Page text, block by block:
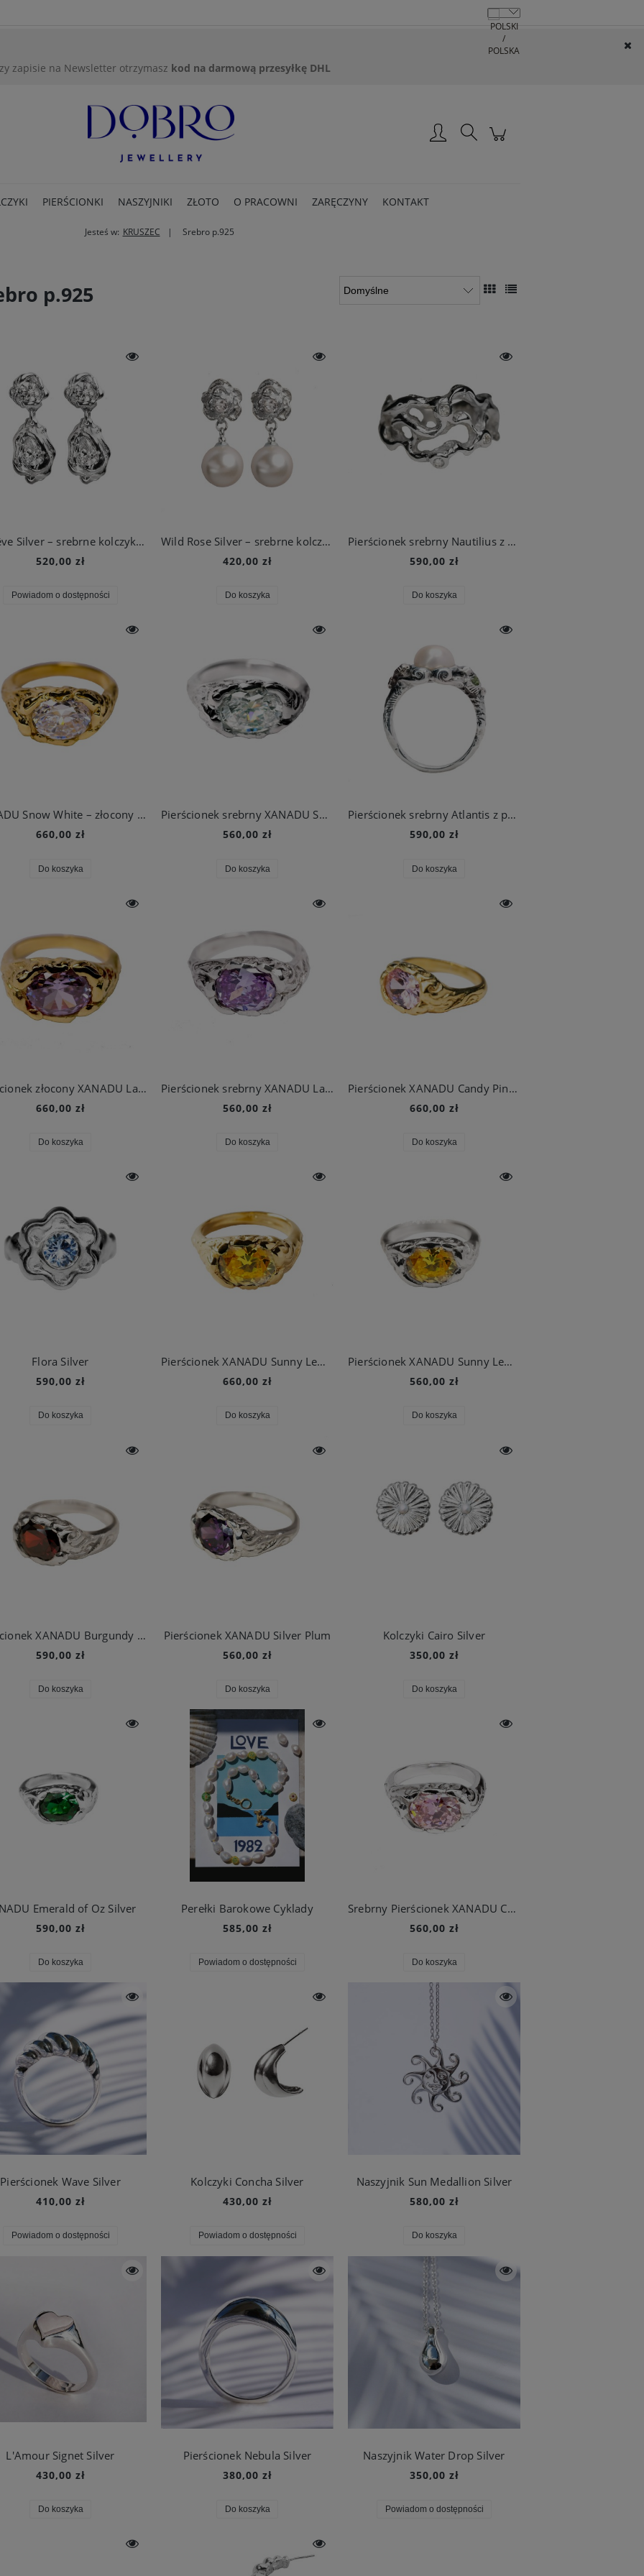
zapisie na Newsletter otrzymasz kod na darmową przesyłkę DHL
PIERŚCIONKI NASZYJNIKI ZŁOTO O PRACOWNI ZARĘCZYNY KONTAKT
Jesteś w: KRUSZEC Srebro p.925
p.925
Le Rêve Silver – srebrne kolczyki o rzeźbiarskiej formie
520,00 zł
Powiadom o dostępności
Wild Rose Silver – srebrne kolczyki z motywem dzikiej róży
420,00 zł
Do koszyka
Pierścionek srebrny Nautilius z cyrkoniami
590,00 zł
Do koszyka
XANADU Snow White – złocony pierścionek z białą cyrkonią inspirowany stylem vintage
660,00 zł
Do koszyka
Pierścionek srebrny XANADU Snow White
560,00 zł
Do koszyka
Pierścionek srebrny Atlantis z perłą i oliwinami
590,00 zł
Do koszyka
Pierścionek złocony XANADU Lavender Dream
660,00 zł
Do koszyka
Pierścionek srebrny XANADU Lavender Dream
560,00 zł
Do koszyka
Pierścionek XANADU Candy Pink Gold
660,00 zł
Do koszyka
Flora Silver
590,00 zł
Do koszyka
Pierścionek XANADU Sunny Lemon Złocony
660,00 zł
Do koszyka
Pierścionek XANADU Sunny Lemon
560,00 zł
Do koszyka
Pierścionek XANADU Burgundy Silver
590,00 zł
Do koszyka
Pierścionek XANADU Silver Plum
560,00 zł
Do koszyka
Kolczyki Cairo Silver
350,00 zł
Do koszyka
Emerald of Oz Silver
590,00 zł
Do koszyka
Perełki Barokowe Cyklady
585,00 zł
Powiadom o dostępności
Srebrny Pierścionek XANADU Candy Pink
560,00 zł
Do koszyka
Pierścionek Wave Silver
410,00 zł
Powiadom o dostępności
Kolczyki Concha Silver
430,00 zł
Powiadom o dostępności
Naszyjnik Sun Medallion Silver
580,00 zł
Do koszyka
L'Amour Signet Silver
430,00 zł
Do koszyka
Pierścionek Nebula Silver
380,00 zł
Do koszyka
Naszyjnik Water Drop Silver
350,00 zł
Powiadom o dostępności